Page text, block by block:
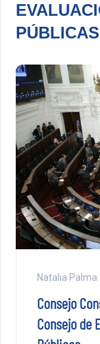
PÚBLICAS
Natalia Palma
Consejo
Consejo de